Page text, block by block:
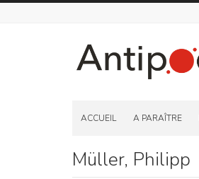
ACCUEIL A PARAÎTRE
Müller, Philipp